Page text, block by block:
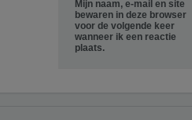
Mijn naam, e-mail en site
bewaren in deze browser
voor de volgende keer
wanneer ik een reactie
plaats.